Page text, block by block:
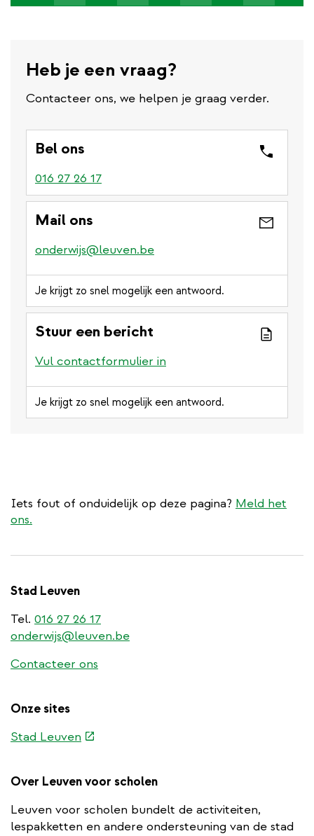
Heb je een vraag?
Contacteer ons, we helpen je graag verder.
Bel ons
016 27 26 17
Mail ons
onderwijs@leuven.be
Je krijgt zo snel mogelijk een antwoord.
Stuur een bericht
Vul contactformulier in
Je krijgt zo snel mogelijk een antwoord.
Iets fout of onduidelijk op deze pagina? Meld het
ons.
Stad Leuven
Tel. 016 27 26 17
onderwijs@leuven.be
Contacteer ons
Onze sites
Stad Leuven (externe
Over Leuven voor scholen
Leuven voor scholen bundelt de activiteiten,
lespakketten en andere ondersteuning van de stad